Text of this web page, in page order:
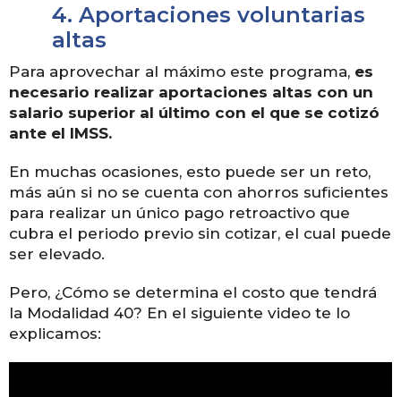
4. Aportaciones voluntarias
altas
Para aprovechar al máximo este programa, es
necesario realizar aportaciones altas con un
salario superior al último con el que se cotizó
ante el IMSS.
En muchas ocasiones, esto puede ser un reto,
más aún si no se cuenta con ahorros suficientes
para realizar un único pago retroactivo que
cubra el periodo previo sin cotizar, el cual puede
ser elevado.
Pero, ¿Cómo se determina el costo que tendrá
la Modalidad 40? En el siguiente video te lo
explicamos: